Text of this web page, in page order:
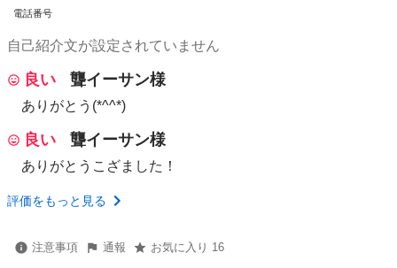
電話番号
自己紹介文が設定されていません
良い 聾イーサン様
ありがとう(*^^*)
良い 聾イーサン様
ありがとうこざました！
評価をもっと見る
注意事項 通報 お気に入り 16